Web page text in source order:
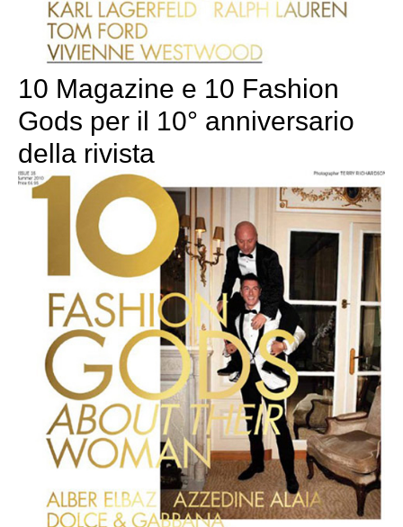
10 Magazine e 10 Fashion
Gods per il 10° anniversario
della rivista